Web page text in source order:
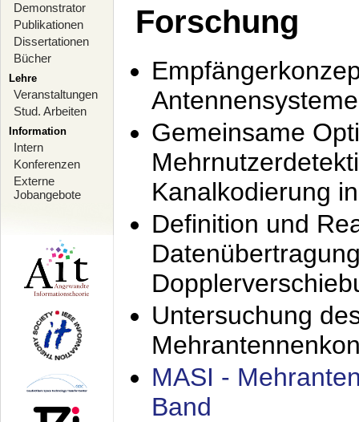
Demonstrator
Publikationen
Dissertationen
Bücher
Lehre
Veranstaltungen
Stud. Arbeiten
Information
Intern
Konferenzen
Externe
Jobangebote
Forschung
Antennensysteme
Gemeinsame
Kanalkodierung
Definition und
Untersuchung
MASI -
Band